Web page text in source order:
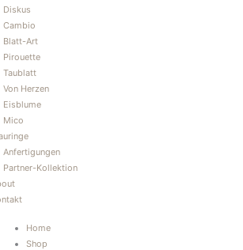
Diskus
Cambio
Blatt-Art
Pirouette
Taublatt
Von Herzen
Eisblume
Mico
Anfertigungen
Partner-Kollektion
Home
Shop